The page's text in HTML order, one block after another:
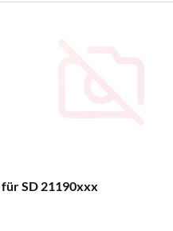
SD 21190xxx